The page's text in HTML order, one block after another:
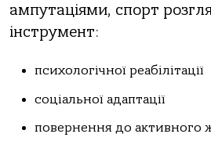
ампутаціями, спорт
інструмент:
психологічної реабілітації
соціальної адаптації
повернення до активного